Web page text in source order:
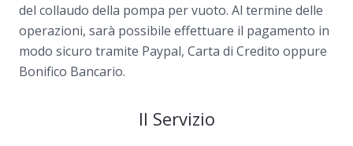
del collaudo della pompa per vuoto. Al termine delle
operazioni, sarà possibile effettuare il pagamento in
modo sicuro tramite Paypal, Carta di Credito oppure
Bonifico Bancario.
Il Servizio